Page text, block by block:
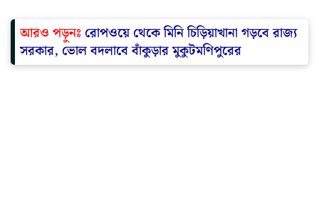
আরও পড়ুনঃ রোপওয়ে থেকে মিনি চিড়িয়াখানা গড়বে রাজ্য
সরকার, ভোল বদলাবে বাঁকুড়ার মুকুটমণিপুরের